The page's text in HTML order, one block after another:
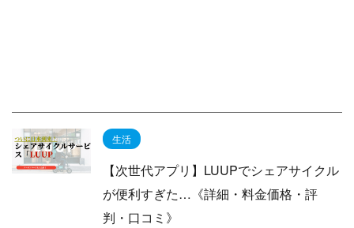
生活
【次世代アプリ】LUUPでシェアサイクル
が便利すぎた…《詳細・料金価格・評
判・口コミ》